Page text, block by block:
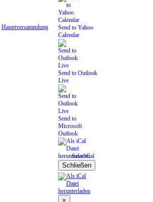
Hauptversammlung
Send to Yahoo
Calendar
Send to Outlook
Live
Send to
Microsoft
Outlook
Save iCal
Schließen
×